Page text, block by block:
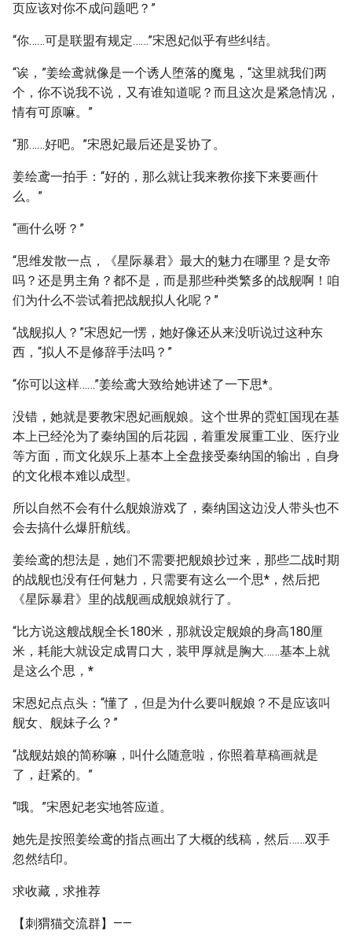
页应该对你不成问题吧？”
“你……可是联盟有规定……”宋恩妃似乎有些纠结。
“诶，”姜绘鸢就像是一个诱人堕落的魔鬼，“这里就我们两
个，你不说我不说，又有谁知道呢？而且这次是紧急情况，
情有可原嘛。”
“那……好吧。”宋恩妃最后还是妥协了。
姜绘鸢一拍手：“好的，那么就让我来教你接下来要画什
么。”
“画什么呀？”
“思维发散一点，《星际暴君》最大的魅力在哪里？是女帝
吗？还是男主角？都不是，而是那些种类繁多的战舰啊！咱
们为什么不尝试着把战舰拟人化呢？”
“战舰拟人？”宋恩妃一愣，她好像还从来没听说过这种东
西，“拟人不是修辞手法吗？”
“你可以这样……”姜绘鸢大致给她讲述了一下思*。
没错，她就是要教宋恩妃画舰娘。这个世界的霓虹国现在基
本上已经沦为了秦纳国的后花园，着重发展重工业、医疗业
等方面，而文化娱乐上基本上全盘接受秦纳国的输出，自身
的文化根本难以成型。
所以自然不会有什么舰娘游戏了，秦纳国这边没人带头也不
会去搞什么爆肝航线。
姜绘鸢的想法是，她们不需要把舰娘抄过来，那些二战时期
的战舰也没有任何魅力，只需要有这么一个思*，然后把
《星际暴君》里的战舰画成舰娘就行了。
“比方说这艘战舰全长180米，那就设定舰娘的身高180厘
米，耗能大就设定成胃口大，装甲厚就是胸大……基本上就
是这么个思 ， *
宋恩妃点点头：“懂了，但是为什么要叫舰娘？不是应该叫
舰女、舰妹子么？”
“战舰姑娘的简称嘛，叫什么随意啦，你照着草稿画就是
了，赶紧的。”
“哦。”宋恩妃老实地答应道。
她先是按照姜绘鸢的指点画出了大概的线稿，然后……双手
忽然结印。
求收藏，求推荐
【刺猬猫交流群】——